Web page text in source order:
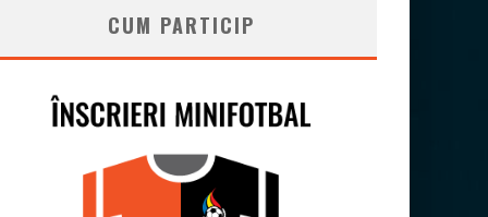
CUM PARTICIP